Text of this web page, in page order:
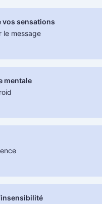
vos sensations
le message
mentale